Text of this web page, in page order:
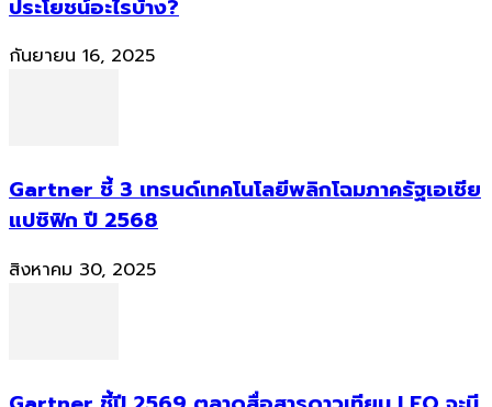
ประโยชน์อะไรบ้าง?
กันยายน 16, 2025
Gartner ชี้ 3 เทรนด์เทคโนโลยีพลิกโฉมภาครัฐเอเชีย
แปซิฟิก ปี 2568
สิงหาคม 30, 2025